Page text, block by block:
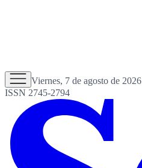
Viernes, 7 de agosto de 2026
ISSN 2745-2794